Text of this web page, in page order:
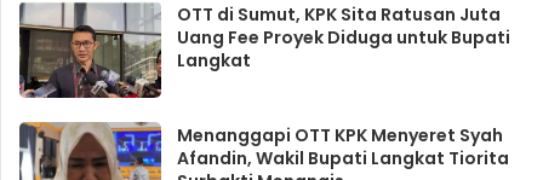
OTT di Sumut, KPK Sita Ratusan Juta
Uang Fee Proyek Diduga untuk Bupati
Langkat
Menanggapi OTT KPK Menyeret Syah
Afandin, Wakil Bupati Langkat Tiorita